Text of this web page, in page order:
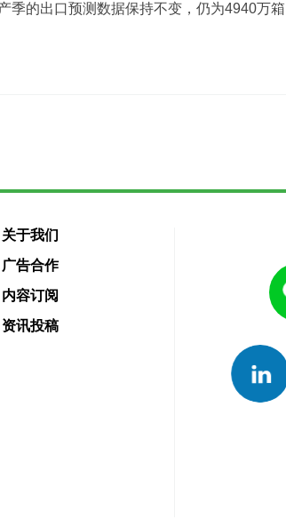
季的出口预测数据保持不变，仍为4940万箱
关于我们
广告合作
内容订阅
资讯投稿